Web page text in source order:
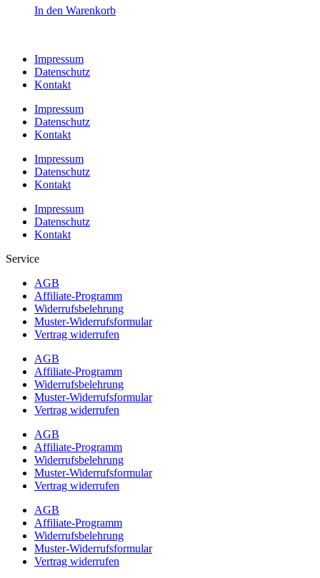
In den Warenkorb
Impressum
Datenschutz
Kontakt
Impressum
Datenschutz
Kontakt
Impressum
Datenschutz
Kontakt
Impressum
Datenschutz
Kontakt
Service
AGB
Affiliate-Programm
Widerrufsbelehrung
Muster-Widerrufsformular
Vertrag widerrufen
AGB
Affiliate-Programm
Widerrufsbelehrung
Muster-Widerrufsformular
Vertrag widerrufen
AGB
Affiliate-Programm
Widerrufsbelehrung
Muster-Widerrufsformular
Vertrag widerrufen
AGB
Affiliate-Programm
Widerrufsbelehrung
Muster-Widerrufsformular
Vertrag widerrufen